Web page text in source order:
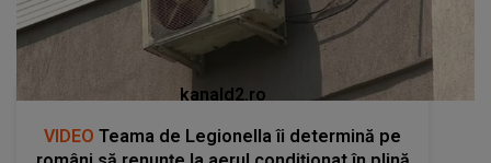
kanald2.ro
VIDEO Teama de Legionella îi determină pe